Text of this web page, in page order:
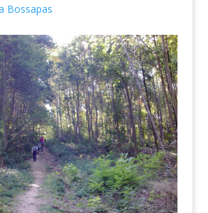
Bossapas